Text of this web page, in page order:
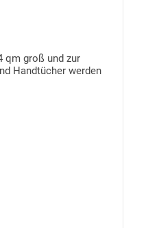
qm groß und zur
Handtücher werden